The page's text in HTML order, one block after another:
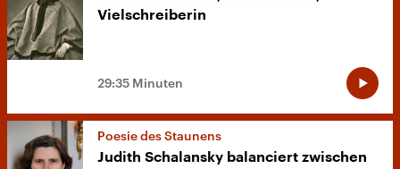
Vielschreiberin
29:35 Minuten
Poesie des Staunens
Judith Schalansky balanciert zwischen